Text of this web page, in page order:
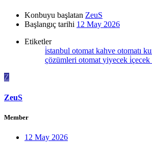
Konbuyu başlatan ZeuS
Başlangıç tarihi 12 May 2026
Etiketler
i̇stanbul otomat kahve otomatı
çözümleri otomat yiyecek i̇çecek
Z
ZeuS
Member
12 May 2026